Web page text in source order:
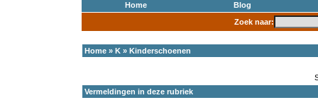
Home
Blog
Zoek naar:
Home » K » Kinderschoenen
Vermeldingen in deze rubriek